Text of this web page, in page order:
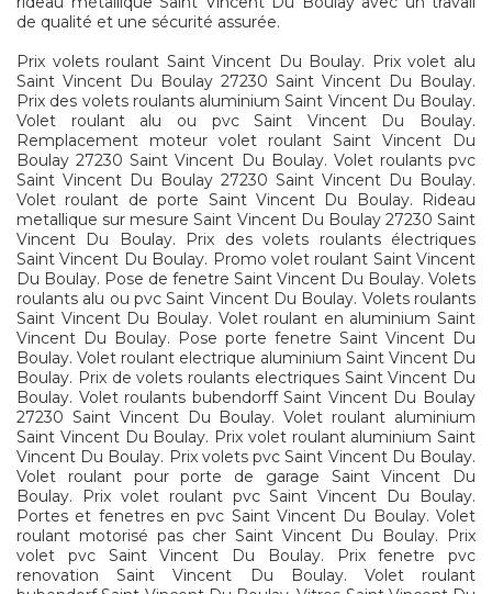
de qualité et une sécurité assurée.
Prix volets roulant Saint Vincent Du Boulay. Prix volet alu
Saint Vincent Du Boulay 27230 Saint Vincent Du Boulay.
Prix des volets roulants aluminium Saint Vincent Du Boulay.
Volet roulant alu ou pvc Saint Vincent Du Boulay.
Remplacement moteur volet roulant Saint Vincent Du
Boulay 27230 Saint Vincent Du Boulay. Volet roulants pvc
Saint Vincent Du Boulay 27230 Saint Vincent Du Boulay.
Volet roulant de porte Saint Vincent Du Boulay. Rideau
metallique sur mesure Saint Vincent Du Boulay 27230 Saint
Vincent Du Boulay. Prix des volets roulants électriques
Saint Vincent Du Boulay. Promo volet roulant Saint Vincent
Du Boulay. Pose de fenetre Saint Vincent Du Boulay. Volets
roulants alu ou pvc Saint Vincent Du Boulay. Volets roulants
Saint Vincent Du Boulay. Volet roulant en aluminium Saint
Vincent Du Boulay. Pose porte fenetre Saint Vincent Du
Boulay. Volet roulant electrique aluminium Saint Vincent Du
Boulay. Prix de volets roulants electriques Saint Vincent Du
Boulay. Volet roulants bubendorff Saint Vincent Du Boulay
27230 Saint Vincent Du Boulay. Volet roulant aluminium
Saint Vincent Du Boulay. Prix volet roulant aluminium Saint
Vincent Du Boulay. Prix volets pvc Saint Vincent Du Boulay.
Volet roulant pour porte de garage Saint Vincent Du
Boulay. Prix volet roulant pvc Saint Vincent Du Boulay.
Portes et fenetres en pvc Saint Vincent Du Boulay. Volet
roulant motorisé pas cher Saint Vincent Du Boulay. Prix
volet pvc Saint Vincent Du Boulay. Prix fenetre pvc
renovation Saint Vincent Du Boulay. Volet roulant